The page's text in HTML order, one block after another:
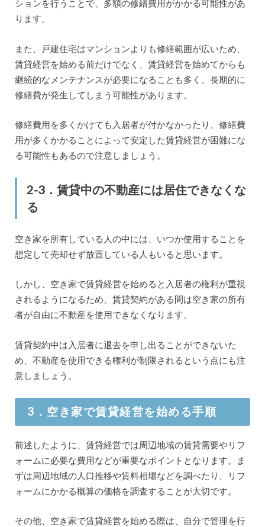
ションを行うことで、多額の修繕費用がかかる可能性があ
ります。
また、戸建住宅はマンションよりも修繕範囲が広いため、
賃貸経営を始める前だけでなく、賃貸経営を始めてからも
継続的なメンテナンスが必要になることも多く、長期的に
修繕費が発生してしまう可能性があります。
修繕費用を多くかけても入居者が付かなかったり、修繕費
用が多くかかることによって安定した賃貸経営が困難にな
る可能性もあるので注意しましょう。
2-3．賃貸中の不動産には居住できなくな
る
空き家を所有している人の中には、いつか使用することを
想定して売却せず放置している人もいると思います。
しかし、空き家で賃貸経営を始めると入居者の権利が重視
されるようになるため、賃貸契約がある間は空き家の所有
者が自由に不動産を使用できなくなります。
賃貸契約中は入居者に退去を申し出ることができないた
め、不動産を使用できる権利が制限されるという点にも注
意しましょう。
3．空き家で賃貸経営を始める手順
前述したように、賃貸経営では周辺地域の賃貸需要やリフ
ォームに必要な費用などが重要なポイントとなります。ま
ずは周辺地域の人口推移や賃料相場などを調べたり、リフ
ォームにかかる概算の価格を調査することが大切です。
その他、空き家で賃貸経営を始める際は、自分で管理を行